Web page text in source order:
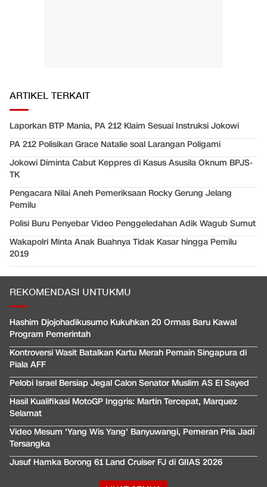
ARTIKEL TERKAIT
Laporkan BTP Mania, PA 212 Klaim Sesuai Instruksi Jokowi
PA 212 Polisikan Grace Natalie soal Larangan Poligami
Jokowi Diminta Cabut Keppres di Kasus Asusila Oknum BPJS-
TK
Pengacara Nilai Aneh Pemeriksaan Rocky Gerung Jelang
Pemilu
Polisi Buru Penyebar Video Penggeledahan Adik Wagub Sumut
Wakapolri Minta Anak Buahnya Tidak Kasar hingga Pemilu
2019
REKOMENDASI UNTUKMU
Hashim Djojohadikusumo Kukuhkan 20 Ormas Baru Kawal
Program Pemerintah
Kontroversi Wasit Batalkan Kartu Merah Pemain Singapura di
Piala AFF
Pelobi Israel Bersiap Jegal Calon Senator Muslim AS El Sayed
Hasil Kualifikasi MotoGP Inggris: Martin Tercepat, Marquez
Selamat
Video Mesum 'Yang Wis Yang' Banyuwangi, Pemeran Pria Jadi
Tersangka
Jusuf Hamka Borong 61 Land Cruiser FJ di GIIAS 2026